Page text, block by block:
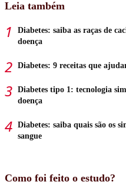
Leia também
Diabetes: saiba as raças de
doença
Diabetes: 9 receitas que
Diabetes tipo 1: tecnologia
doença
Diabetes: saiba quais são os
sangue
Como foi feito o estudo?